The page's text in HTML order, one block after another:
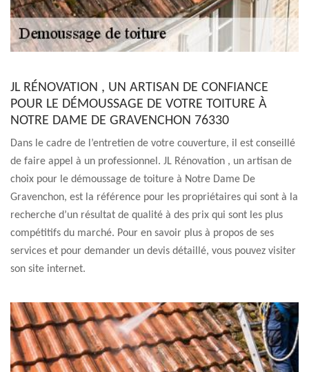
JL RÉNOVATION , UN ARTISAN DE CONFIANCE
POUR LE DÉMOUSSAGE DE VOTRE TOITURE À
NOTRE DAME DE GRAVENCHON 76330
Dans le cadre de l’entretien de votre couverture, il est conseillé
de faire appel à un professionnel. JL Rénovation , un artisan de
choix pour le démoussage de toiture à Notre Dame De
Gravenchon, est la référence pour les propriétaires qui sont à la
recherche d’un résultat de qualité à des prix qui sont les plus
compétitifs du marché. Pour en savoir plus à propos de ses
services et pour demander un devis détaillé, vous pouvez visiter
son site internet.